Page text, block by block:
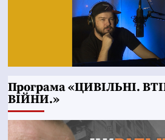
Програма «ЦИВІЛЬНІ.
ВІЙНИ.»